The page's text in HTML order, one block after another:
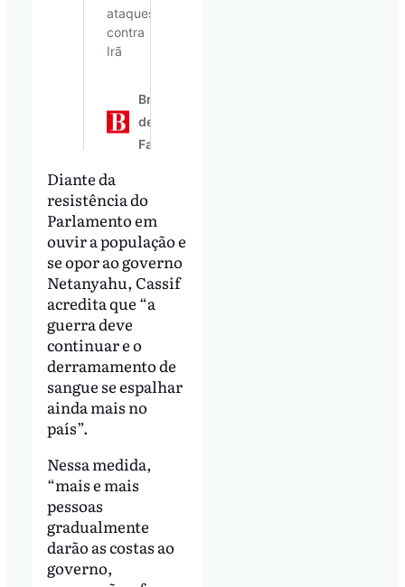
Diante da
resistência do
Parlamento em
ouvir a população e
se opor ao governo
Netanyahu, Cassif
acredita que “a
guerra deve
continuar e o
derramamento de
sangue se espalhar
ainda mais no
país”.
Nessa medida,
“mais e mais
pessoas
gradualmente
darão as costas ao
governo,